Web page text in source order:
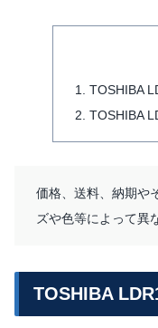
TOSHIBA
TOSHIBA
価格、送料、納期や
ズや色等によって異
TOSHIBA